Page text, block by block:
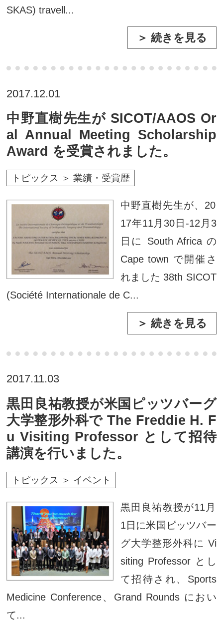
SKAS) travell...
＞ 続きを見る
2017.12.01
中野直樹先生が SICOT/AAOS Or
al Annual Meeting Scholarship
Award を受賞されました。
トピックス ＞ 業績・受賞歴
中野直樹先生が、20
17年11月30日-12月3
日に South Africa の
Cape town で開催さ
れました 38th SICOT
(Société Internationale de C...
＞ 続きを見る
2017.11.03
黒田良祐教授が米国ピッツバーグ
大学整形外科で The Freddie H. F
u Visiting Professor として招待
講演を行いました。
トピックス ＞ イベント
黒田良祐教授が11月
1日に米国ピッツバー
グ大学整形外科に Vi
siting Professor とし
て招待され、Sports
Medicine Conference、Grand Rounds におい
て...